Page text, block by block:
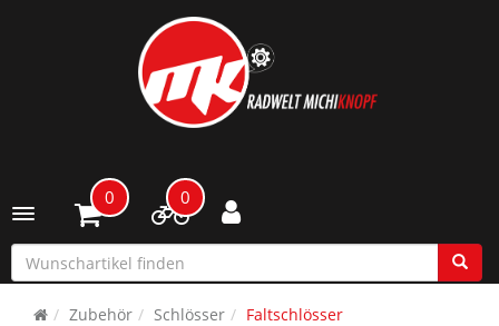
Toggle navigation
0 0
Zubehör Schlösser Faltschlösser